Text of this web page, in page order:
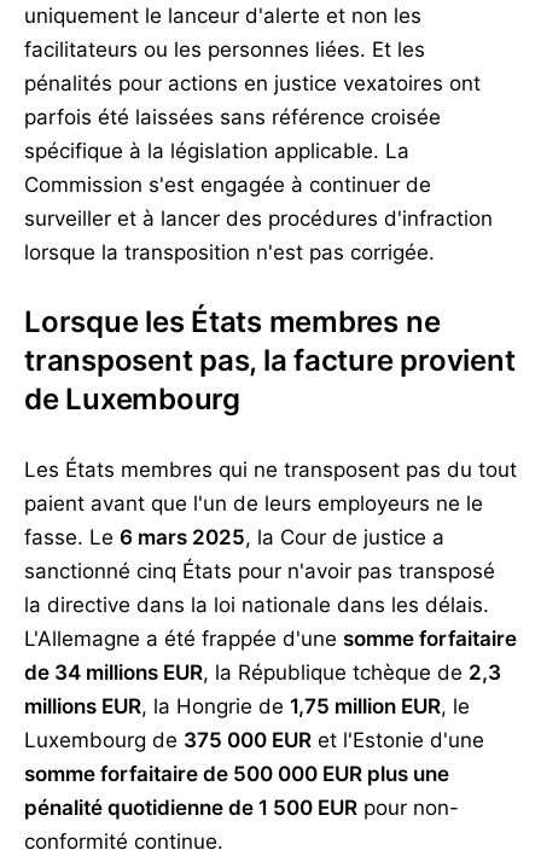
uniquement le lanceur d'alerte et non les
facilitateurs ou les personnes liées. Et les
pénalités pour actions en justice vexatoires ont
parfois été laissées sans référence croisée
spécifique à la législation applicable. La
Commission s'est engagée à continuer de
surveiller et à lancer des procédures d'infraction
lorsque la transposition n'est pas corrigée.
Lorsque les États membres ne
transposent pas, la facture provient
de Luxembourg
Les États membres qui ne transposent pas du tout
paient avant que l'un de leurs employeurs ne le
fasse. Le 6 mars 2025, la Cour de justice a
sanctionné cinq États pour n'avoir pas transposé
la directive dans la loi nationale dans les délais.
L'Allemagne a été frappée d'une somme forfaitaire
de 34 millions EUR, la République tchèque de 2,3
millions EUR, la Hongrie de 1,75 million EUR, le
Luxembourg de 375 000 EUR et l'Estonie d'une
somme forfaitaire de 500 000 EUR plus une
pénalité quotidienne de 1 500 EUR pour non-
conformité continue.